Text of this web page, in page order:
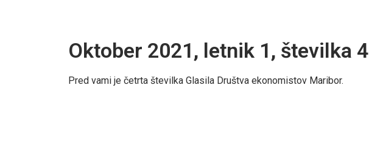
Oktober 2021, letnik 1, številka 4
Pred vami je četrta številka Glasila Društva ekonomistov Maribor.